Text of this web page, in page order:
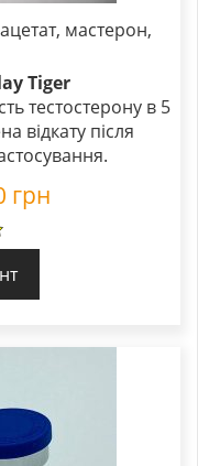
мастерон,
Tiger
тестостерону в 5
відкату після
грн